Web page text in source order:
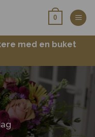
0
med en buket